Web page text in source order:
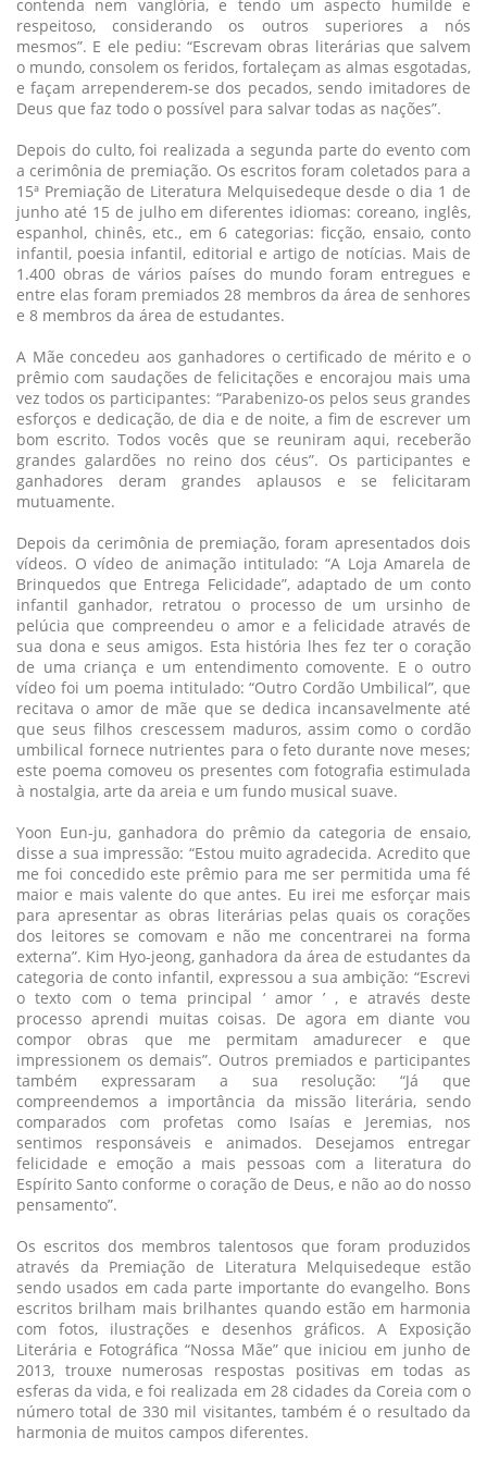
contenda nem vanglória, e tendo um aspecto humilde e
respeitoso, considerando os outros superiores a nós
mesmos”. E ele pediu: “Escrevam obras literárias que salvem
o mundo, consolem os feridos, fortaleçam as almas esgotadas,
e façam arrependerem-se dos pecados, sendo imitadores de
Deus que faz todo o possível para salvar todas as nações”.
Depois do culto, foi realizada a segunda parte do evento com
a cerimônia de premiação. Os escritos foram coletados para a
15ª Premiação de Literatura Melquisedeque desde o dia 1 de
junho até 15 de julho em diferentes idiomas: coreano, inglês,
espanhol, chinês, etc., em 6 categorias: ficção, ensaio, conto
infantil, poesia infantil, editorial e artigo de notícias. Mais de
1.400 obras de vários países do mundo foram entregues e
entre elas foram premiados 28 membros da área de senhores
e 8 membros da área de estudantes.
A Mãe concedeu aos ganhadores o certificado de mérito e o
prêmio com saudações de felicitações e encorajou mais uma
vez todos os participantes: “Parabenizo-os pelos seus grandes
esforços e dedicação, de dia e de noite, a fim de escrever um
bom escrito. Todos vocês que se reuniram aqui, receberão
grandes galardões no reino dos céus”. Os participantes e
ganhadores deram grandes aplausos e se felicitaram
mutuamente.
Depois da cerimônia de premiação, foram apresentados dois
vídeos. O vídeo de animação intitulado: “A Loja Amarela de
Brinquedos que Entrega Felicidade”, adaptado de um conto
infantil ganhador, retratou o processo de um ursinho de
pelúcia que compreendeu o amor e a felicidade através de
sua dona e seus amigos. Esta história lhes fez ter o coração
de uma criança e um entendimento comovente. E o outro
vídeo foi um poema intitulado: “Outro Cordão Umbilical”, que
recitava o amor de mãe que se dedica incansavelmente até
que seus filhos crescessem maduros, assim como o cordão
umbilical fornece nutrientes para o feto durante nove meses;
este poema comoveu os presentes com fotografia estimulada
à nostalgia, arte da areia e um fundo musical suave.
Yoon Eun-ju, ganhadora do prêmio da categoria de ensaio,
disse a sua impressão: “Estou muito agradecida. Acredito que
me foi concedido este prêmio para me ser permitida uma fé
maior e mais valente do que antes. Eu irei me esforçar mais
para apresentar as obras literárias pelas quais os corações
dos leitores se comovam e não me concentrarei na forma
externa”. Kim Hyo-jeong, ganhadora da área de estudantes da
categoria de conto infantil, expressou a sua ambição: “Escrevi
o texto com o tema principal ‘ amor ’ , e através deste
processo aprendi muitas coisas. De agora em diante vou
compor obras que me permitam amadurecer e que
impressionem os demais”. Outros premiados e participantes
também expressaram a sua resolução: “Já que
compreendemos a importância da missão literária, sendo
comparados com profetas como Isaías e Jeremias, nos
sentimos responsáveis e animados. Desejamos entregar
felicidade e emoção a mais pessoas com a literatura do
Espírito Santo conforme o coração de Deus, e não ao do nosso
pensamento”.
Os escritos dos membros talentosos que foram produzidos
através da Premiação de Literatura Melquisedeque estão
sendo usados em cada parte importante do evangelho. Bons
escritos brilham mais brilhantes quando estão em harmonia
com fotos, ilustrações e desenhos gráficos. A Exposição
Literária e Fotográfica “Nossa Mãe” que iniciou em junho de
2013, trouxe numerosas respostas positivas em todas as
esferas da vida, e foi realizada em 28 cidades da Coreia com o
número total de 330 mil visitantes, também é o resultado da
harmonia de muitos campos diferentes.